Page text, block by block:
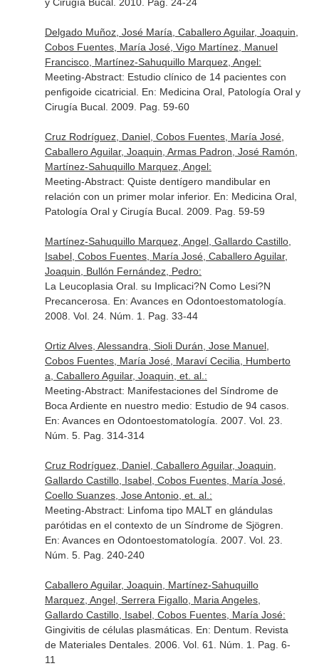
Delgado Muñoz, José María, Caballero Aguilar, Joaquin,
Cobos Fuentes, María José, Vigo Martínez, Manuel
Francisco, Martínez-Sahuquillo Marquez, Angel:
Meeting-Abstract: Estudio clínico de 14 pacientes con
penfigoide cicatricial. En: Medicina Oral, Patología Oral y
Cirugía Bucal. 2009. Pag. 59-60
Cruz Rodríguez, Daniel, Cobos Fuentes, María José,
Caballero Aguilar, Joaquin, Armas Padron, José Ramón,
Martínez-Sahuquillo Marquez, Angel:
Meeting-Abstract: Quiste dentígero mandibular en
relación con un primer molar inferior. En: Medicina Oral,
Patología Oral y Cirugía Bucal. 2009. Pag. 59-59
Martínez-Sahuquillo Marquez, Angel, Gallardo Castillo,
Isabel, Cobos Fuentes, María José, Caballero Aguilar,
Joaquin, Bullón Fernández, Pedro:
La Leucoplasia Oral. su Implicaci?N Como Lesi?N
Precancerosa. En: Avances en Odontoestomatología
2008. Vol. 24. Núm. 1. Pag. 33-44
Ortiz Alves, Alessandra, Sioli Durán, Jose Manuel,
Cobos Fuentes, María José, Maraví Cecilia, Humberto
a, Caballero Aguilar, Joaquin, et. al.:
Meeting-Abstract: Manifestaciones del Síndrome de
Boca Ardiente en nuestro medio: Estudio de 94 casos.
En: Avances en Odontoestomatología . 2007. Vol. 23.
Núm. 5. Pag. 314-314
Cruz Rodríguez, Daniel, Caballero Aguilar, Joaquin,
Gallardo Castillo, Isabel, Cobos Fuentes, María José,
Coello Suanzes, Jose Antonio, et. al.:
Meeting-Abstract: Linfoma tipo MALT en glándulas
parótidas en el contexto de un Síndrome de Sjögren.
En: Avances en Odontoestomatología . 2007. Vol. 23.
Núm. 5. Pag. 240-240
Caballero Aguilar, Joaquin, Martínez-Sahuquillo
Marquez, Angel, Serrera Figallo, Maria Angeles,
Gallardo Castillo, Isabel, Cobos Fuentes, María José:
Gingivitis de células plasmáticas. En: Dentum. Revista
de Materiales Dentales. 2006. Vol. 61. Núm. 1. Pag. 6-
11